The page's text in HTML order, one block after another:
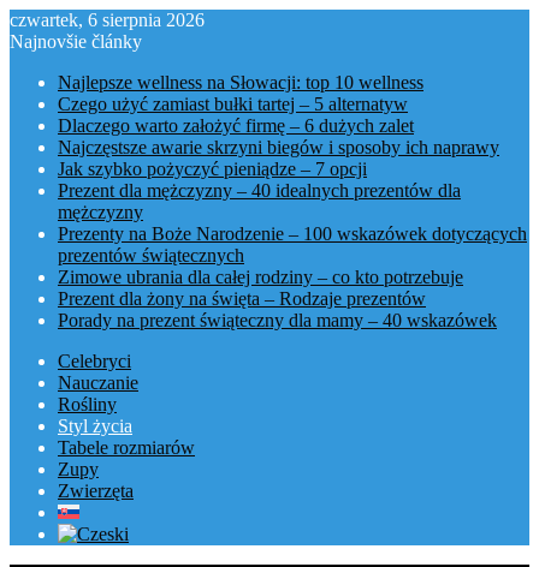
czwartek, 6 sierpnia 2026
Najnovšie články
Najlepsze wellness na Słowacji: top 10 wellness
Czego użyć zamiast bułki tartej – 5 alternatyw
Dlaczego warto założyć firmę – 6 dużych zalet
Najczęstsze awarie skrzyni biegów i sposoby ich naprawy
Jak szybko pożyczyć pieniądze – 7 opcji
Prezent dla mężczyzny – 40 idealnych prezentów dla
mężczyzny
Prezenty na Boże Narodzenie – 100 wskazówek dotyczących
prezentów świątecznych
Zimowe ubrania dla całej rodziny – co kto potrzebuje
Prezent dla żony na święta – Rodzaje prezentów
Porady na prezent świąteczny dla mamy – 40 wskazówek
Celebryci
Nauczanie
Rośliny
Styl życia
Tabele rozmiarów
Zupy
Zwierzęta